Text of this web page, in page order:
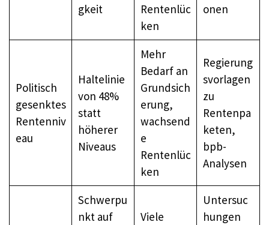
gkeit
Rentenlüc
ken
onen
Politisch
gesenktes
Rentenniv
eau
Haltelinie
von 48%
statt
höherer
Niveaus
Mehr
Bedarf an
Grundsich
erung,
wachsend
e
Rentenlüc
ken
Regierung
svorlagen
zu
Rentenpa
keten,
bpb-
Analysen
Schwerpu
nkt auf
Viele
Untersuc
hungen